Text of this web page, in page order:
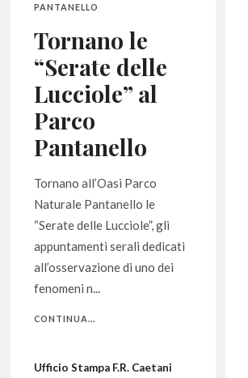
PANTANELLO
Tornano le
“Serate delle
Lucciole” al
Parco
Pantanello
Tornano all’Oasi Parco
Naturale Pantanello le
“Serate delle Lucciole”, gli
appuntamenti serali dedicati
all’osservazione di uno dei
fenomeni n...
CONTINUA...
Ufficio Stampa F.R. Caetani